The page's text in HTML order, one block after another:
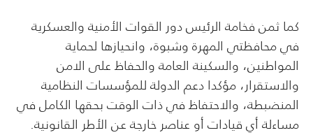
كما ثمن فخامة الرئيس دور القوات الأمنية والعسكرية
في محافظتي المهرة وشبوة، وانحيازها لحماية
المواطنين، والسكينة العامة والحفاظ على الامن
والاستقرار، مؤكدا دعم الدولة للمؤسسات النظامية
المنضبطة، والاحتفاظ في ذات الوقت بحقها الكامل في
مساءلة أي قيادات أو عناصر خارجة عن الأطر القانونية.